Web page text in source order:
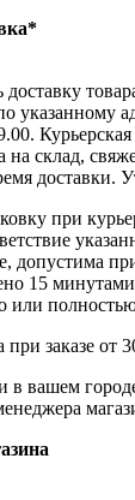
доставку
указанному
на склад,
доставки.
при
допустима
15
или
при заказе от
в вашем